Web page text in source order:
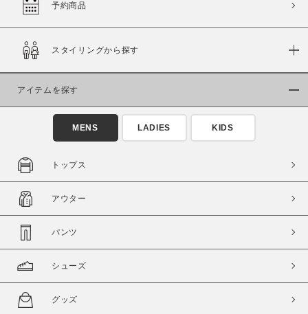
価格
～
商品タイプ
通常商品 予約商品
在庫
在庫あり 在庫なし含む
予約商品
スタイリングから探す
アイテムを探す
MENS LADIES KIDS
トップス
アウター
パンツ
シューズ
グッズ